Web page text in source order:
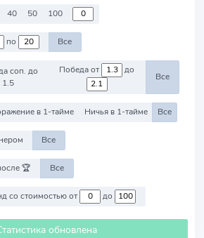
40 50 100
по Все
соп. до
1.5
Победа от до
Все
в 1-тайме Ничья в 1-тайме Все
Все
🏆 Все
Против команд со стоимостью от до
обновлена